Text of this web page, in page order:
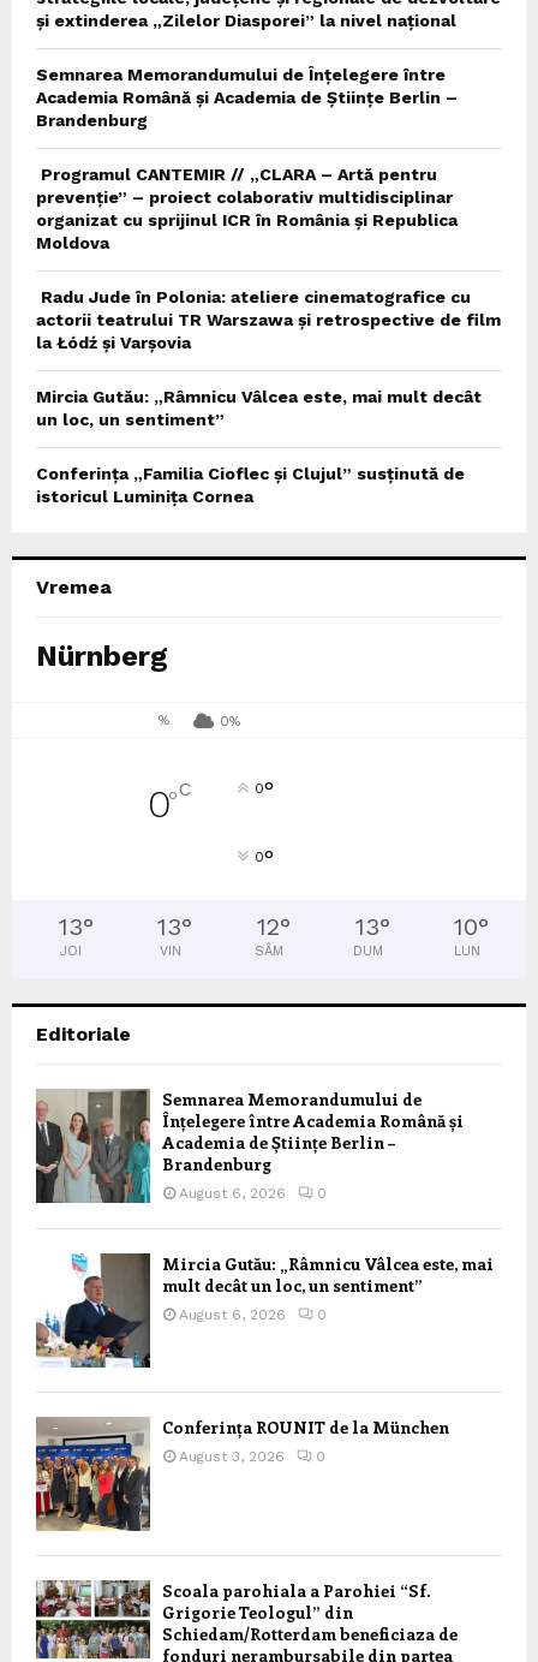
și extinderea „Zilelor Diasporei” la nivel național
Semnarea Memorandumului de Înțelegere între
Academia Română și Academia de Științe Berlin –
Brandenburg
Programul CANTEMIR // „CLARA – Artă pentru
prevenție” – proiect colaborativ multidisciplinar
organizat cu sprijinul ICR în România și Republica
Moldova
Radu Jude în Polonia: ateliere cinematografice cu
actorii teatrului TR Warszawa și retrospective de film
la Łódź și Varșovia
Mircia Gutău: „Râmnicu Vâlcea este, mai mult decât
un loc, un sentiment”
Conferința „Familia Cioflec și Clujul” susținută de
istoricul Luminița Cornea
Vremea
Nürnberg
% 0%
0°C 0°
0°
13°
JOI
13°
VIN
12°
SÂM
13°
DUM
10°
LUN
Editoriale
Semnarea Memorandumului de
Înțelegere între Academia Română și
Academia de Științe Berlin –
Brandenburg
August 6, 2026 0
Mircia Gutău: „Râmnicu Vâlcea este, mai
mult decât un loc, un sentiment”
August 6, 2026 0
Conferința ROUNIT de la München
August 3, 2026 0
Scoala parohiala a Parohiei “Sf.
Grigorie Teologul” din
Schiedam/Rotterdam beneficiaza de
fonduri nerambursabile din partea